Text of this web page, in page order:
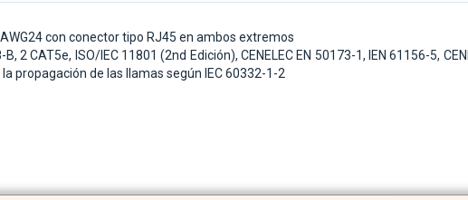
con conector tipo RJ45 en ambos extremos
2 CAT5e, ISO/IEC 11801 (2nd Edición), CENELEC EN 50173-1, IEN 61156-5,
la propagación de las llamas según IEC 60332-1-2